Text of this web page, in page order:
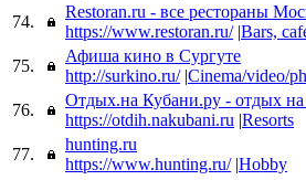
74.
Restoran.ru - все рестораны
https://www.restoran.ru/ |Bars,
75.
Афиша кино в Сургуте
http://surkino.ru/ |Cinema/video/
76.
Отдых.на Кубани.ру - отдых
https://otdih.nakubani.ru |Resorts
77.
hunting.ru
https://www.hunting.ru/ |Hobby